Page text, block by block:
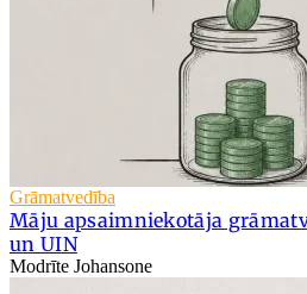
Grāmatvedība
Māju apsaimniekotāja
un UIN
Modrīte Johansone